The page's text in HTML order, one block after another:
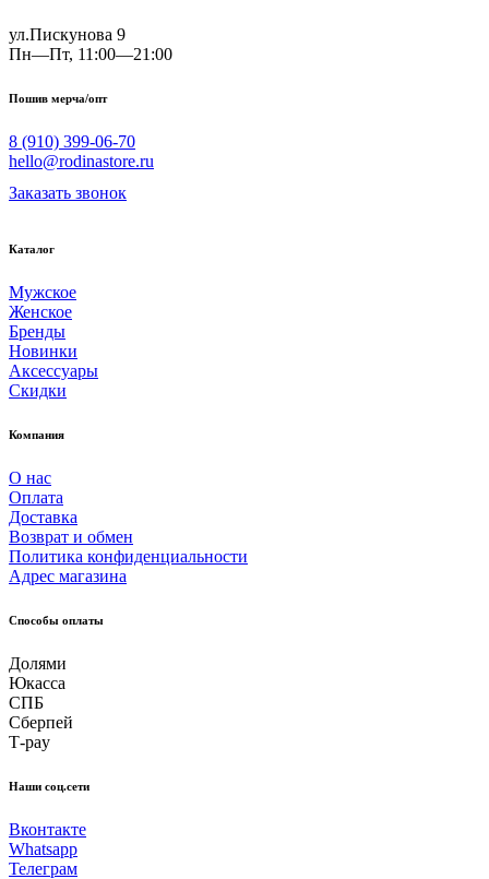
ул.Пискунова 9
Пн—Пт, 11:00—21:00
Пошив мерча/опт
8 (910) 399-06-70
hello@rodinastore.ru
Заказать звонок
Каталог
Мужское
Женское
Бренды
Новинки
Аксессуары
Скидки
Компания
О нас
Оплата
Доставка
Возврат и обмен
Политика конфиденциальности
Адрес магазина
Способы оплаты
Долями
Юкасса
СПБ
Сберпей
Т-pay
Наши соц.сети
Вконтакте
Whatsapp
Телеграм